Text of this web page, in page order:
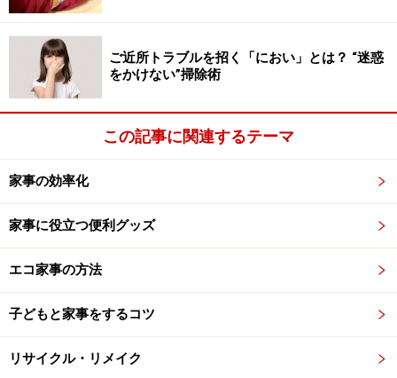
ナルゲンカラーボトル広口0.5トライタンボトル 各1260円
ガイドが季節を問わずに愛用している最も使用頻度が高
い水筒は、アメリカで研究用業務の規格品として開発さ
れ、現在はアウトドアやキッチン用品とした世界中で愛
その理由は、軽くて便利だから。飽和ポリエステル樹脂
100℃、耐冷温度－20℃なので熱い飲み物も冷たい飲み
物も何でも入れられます。
ご近所トラブルを招く「におい」とは？ “迷惑
をかけない”掃除術
この記事に関連するテーマ
家事の効率化
家事に役立つ便利グッズ
エコ家事の方法
子どもと家事をするコツ
リサイクル・リメイク